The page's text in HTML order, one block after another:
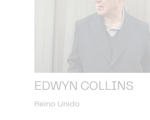
EDWYN COLLINS
Reino Unido